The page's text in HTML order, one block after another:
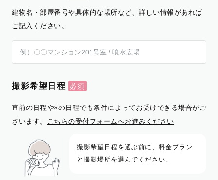
建物名・部屋番号や具体的な場所など、詳しい情報があれば
ご記入ください。
撮影希望日程
直前の日程や×の日程でも条件によってお受けできる場合がご
ざいます。
こちらの受付フォームへお進みください
撮影希望日程を選ぶ前に、料金プラン
と撮影場所を選んでください。